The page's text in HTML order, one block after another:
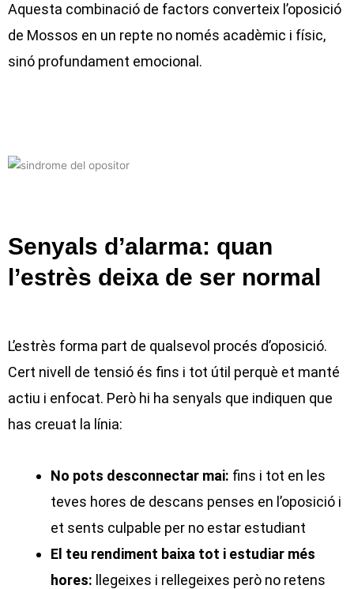
Aquesta combinació de factors converteix l’oposició
de Mossos en un repte no només acadèmic i físic,
sinó profundament emocional.
Senyals d’alarma: quan
l’estrès deixa de ser normal
L’estrès forma part de qualsevol procés d’oposició.
Cert nivell de tensió és fins i tot útil perquè et manté
actiu i enfocat. Però hi ha senyals que indiquen que
has creuat la línia:
No pots desconnectar mai: fins i tot en les
teves hores de descans penses en l’oposició i
et sents culpable per no estar estudiant
El teu rendiment baixa tot i estudiar més
hores: llegeixes i rellegeixes però no retens